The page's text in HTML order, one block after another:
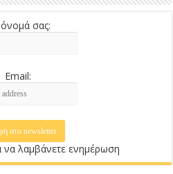
σας:
Email:
να λαμβάνετε ενημέρωση